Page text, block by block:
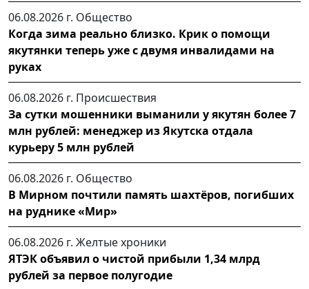
06.08.2026 г. Общество
Когда зима реально близко. Крик о помощи
якутянки теперь уже с двумя инвалидами на
руках
06.08.2026 г. Происшествия
За сутки мошенники выманили у якутян более 7
млн рублей: менеджер из Якутска отдала
курьеру 5 млн рублей
06.08.2026 г. Общество
В Мирном почтили память шахтёров, погибших
на руднике «Мир»
06.08.2026 г. Желтые хроники
ЯТЭК объявил о чистой прибыли 1,34 млрд
рублей за первое полугодие